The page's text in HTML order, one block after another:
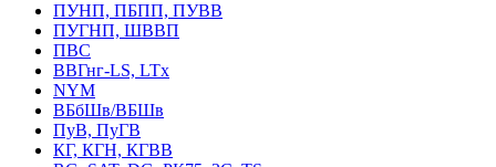
ПУНП, ПБПП, ПУВВ
ПУГНП, ШВВП
ПВС
ВВГнг-LS, LTx
NYM
ВБбШв/ВБШв
ПуВ, ПуГВ
КГ, КГН, КГВВ